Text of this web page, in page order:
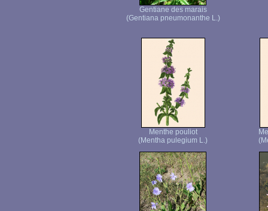
Gentiane des marais
(Gentiana pneumonanthe L.)
Menthe pouliot
(Mentha pulegium L.)